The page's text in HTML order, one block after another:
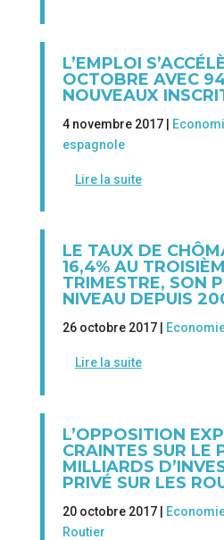
L’EMPLOI
OCTOBRE AVEC
NOUVEAUX
4 novembre 2017 |
espagnole
Lire la suite
LE TAUX DE
16,4% AU
TRIMESTRE, SON
NIVEAU DEPUIS
26 octobre 2017 |
Lire la suite
L’OPPOSITION
CRAINTES SUR LE
MILLIARDS
PRIVÉ SUR LES
20 octobre 2017 |
Routier